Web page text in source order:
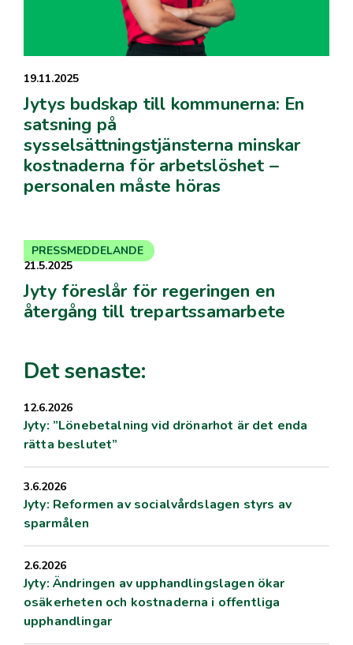
19.11.2025
Jytys budskap till kommunerna: En
satsning på
sysselsättningstjänsterna minskar
kostnaderna för arbetslöshet –
personalen måste höras
21.5.2025
Jyty föreslår för regeringen en
återgång till trepartssamarbete
PRESSMEDDELANDE
Det senaste:
12.6.2026
Jyty: ”Lönebetalning vid drönarhot är det enda
rätta beslutet”
3.6.2026
Jyty: Reformen av socialvårdslagen styrs av
sparmålen
2.6.2026
Jyty: Ändringen av upphandlingslagen ökar
osäkerheten och kostnaderna i offentliga
upphandlingar